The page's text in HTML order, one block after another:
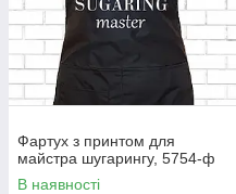
Фартух з принтом для
майстра шугарингу, 5754-ф
В наявності